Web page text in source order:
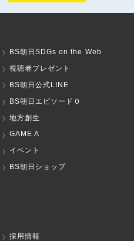
BS朝日SDGs on the Web
視聴者プレゼント
BS朝日公式LINE
BS朝日エピソード０
地方創生
GAME A
イベント
BS朝日ショップ
採用情報